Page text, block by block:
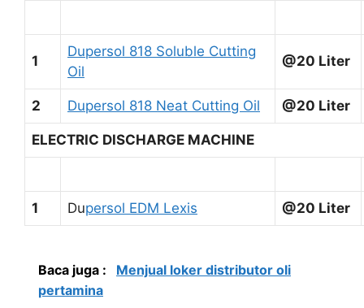
1
Dupersol 818 Soluble Cutting
Oil
@20 Liter
2 Dupersol 818 Neat Cutting Oil @20 Liter
ELECTRIC DISCHARGE MACHINE
1 Dupersol EDM Lexis @20 Liter
Baca juga :
Menjual loker distributor oli
pertamina